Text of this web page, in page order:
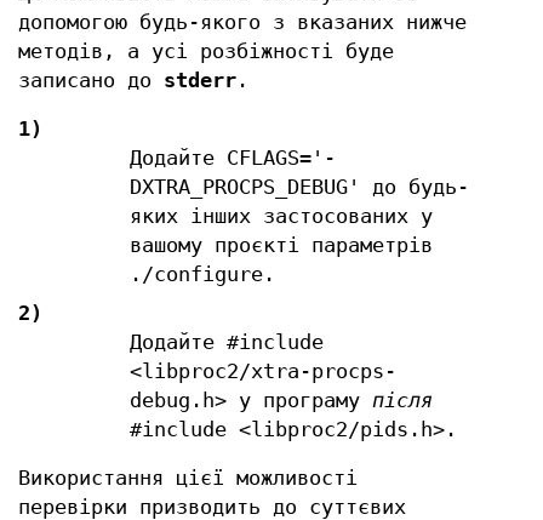
допомогою будь-якого з вказаних нижче
методів, а усі розбіжності буде
записано до stderr .
1)
Додайте CFLAGS='-
DXTRA_PROCPS_DEBUG' до будь-
яких інших застосованих у
вашому проєкті параметрів
./configure.
2)
Додайте #include
<libproc2/xtra-procps-
debug.h> у програму після
#include <libproc2/pids.h>.
Використання цієї можливості
перевірки призводить до суттєвих